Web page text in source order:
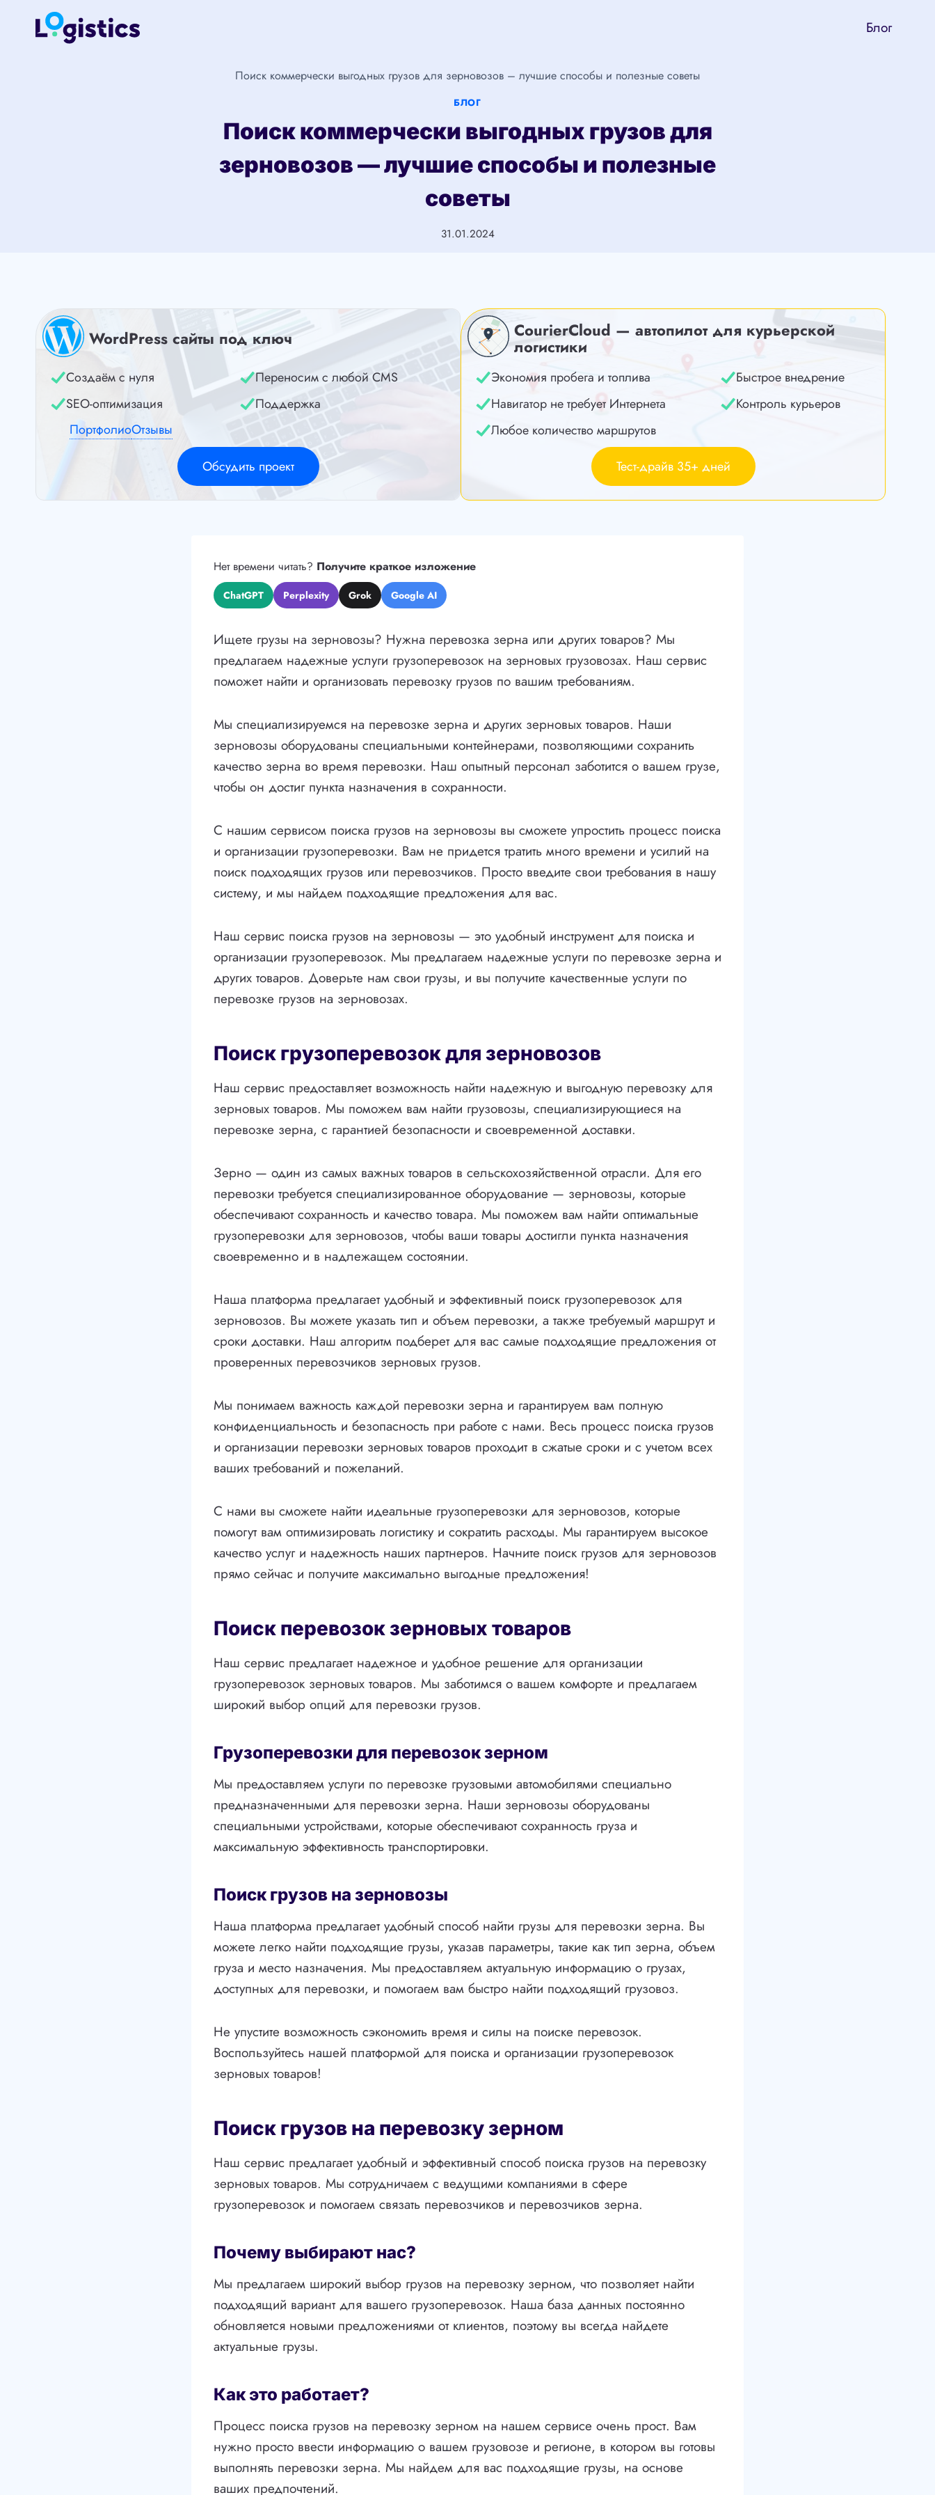
Перейти
Блог
Поиск коммерчески выгодных грузов для зерновозов – лучшие способы и полезные советы
БЛОГ
Поиск коммерчески выгодных грузов для
зерновозов — лучшие способы и полезные
советы
31.01.2024
WordPress сайты под ключ
Создаём с нуля
Переносим с любой CMS
SEO-оптимизация
Поддержка
ПортфолиоОтзывы
Обсудить проект
CourierCloud — автопилот для курьерской
логистики
Экономия пробега и топлива
Быстрое внедрение
Навигатор не требует Интернета
Контроль курьеров
Любое количество маршрутов
Тест-драйв 35+ дней
Нет времени читать? Получите краткое изложение
ChatGPT Perplexity Grok Google AI
Ищете грузы на зерновозы? Нужна перевозка зерна или других товаров? Мы
предлагаем надежные услуги грузоперевозок на зерновых грузовозах. Наш сервис
поможет найти и организовать перевозку грузов по вашим требованиям.
Мы специализируемся на перевозке зерна и других зерновых товаров. Наши
зерновозы оборудованы специальными контейнерами, позволяющими сохранить
качество зерна во время перевозки. Наш опытный персонал заботится о вашем грузе,
чтобы он достиг пункта назначения в сохранности.
С нашим сервисом поиска грузов на зерновозы вы сможете упростить процесс поиска
и организации грузоперевозки. Вам не придется тратить много времени и усилий на
поиск подходящих грузов или перевозчиков. Просто введите свои требования в нашу
систему, и мы найдем подходящие предложения для вас.
Наш сервис поиска грузов на зерновозы — это удобный инструмент для поиска и
организации грузоперевозок. Мы предлагаем надежные услуги по перевозке зерна и
других товаров. Доверьте нам свои грузы, и вы получите качественные услуги по
перевозке грузов на зерновозах.
Поиск грузоперевозок для зерновозов
Наш сервис предоставляет возможность найти надежную и выгодную перевозку для
зерновых товаров. Мы поможем вам найти грузовозы, специализирующиеся на
перевозке зерна, с гарантией безопасности и своевременной доставки.
Зерно — один из самых важных товаров в сельскохозяйственной отрасли. Для его
перевозки требуется специализированное оборудование — зерновозы, которые
обеспечивают сохранность и качество товара. Мы поможем вам найти оптимальные
грузоперевозки для зерновозов, чтобы ваши товары достигли пункта назначения
своевременно и в надлежащем состоянии.
Наша платформа предлагает удобный и эффективный поиск грузоперевозок для
зерновозов. Вы можете указать тип и объем перевозки, а также требуемый маршрут и
сроки доставки. Наш алгоритм подберет для вас самые подходящие предложения от
проверенных перевозчиков зерновых грузов.
Мы понимаем важность каждой перевозки зерна и гарантируем вам полную
конфиденциальность и безопасность при работе с нами. Весь процесс поиска грузов
и организации перевозки зерновых товаров проходит в сжатые сроки и с учетом всех
ваших требований и пожеланий.
С нами вы сможете найти идеальные грузоперевозки для зерновозов, которые
помогут вам оптимизировать логистику и сократить расходы. Мы гарантируем высокое
качество услуг и надежность наших партнеров. Начните поиск грузов для зерновозов
прямо сейчас и получите максимально выгодные предложения!
Поиск перевозок зерновых товаров
Наш сервис предлагает надежное и удобное решение для организации
грузоперевозок зерновых товаров. Мы заботимся о вашем комфорте и предлагаем
широкий выбор опций для перевозки грузов.
Грузоперевозки для перевозок зерном
Мы предоставляем услуги по перевозке грузовыми автомобилями специально
предназначенными для перевозки зерна. Наши зерновозы оборудованы
специальными устройствами, которые обеспечивают сохранность груза и
максимальную эффективность транспортировки.
Поиск грузов на зерновозы
Наша платформа предлагает удобный способ найти грузы для перевозки зерна. Вы
можете легко найти подходящие грузы, указав параметры, такие как тип зерна, объем
груза и место назначения. Мы предоставляем актуальную информацию о грузах,
доступных для перевозки, и помогаем вам быстро найти подходящий грузовоз.
Не упустите возможность сэкономить время и силы на поиске перевозок.
Воспользуйтесь нашей платформой для поиска и организации грузоперевозок
зерновых товаров!
Поиск грузов на перевозку зерном
Наш сервис предлагает удобный и эффективный способ поиска грузов на перевозку
зерновых товаров. Мы сотрудничаем с ведущими компаниями в сфере
грузоперевозок и помогаем связать перевозчиков и перевозчиков зерна.
Почему выбирают нас?
Мы предлагаем широкий выбор грузов на перевозку зерном, что позволяет найти
подходящий вариант для вашего грузоперевозок. Наша база данных постоянно
обновляется новыми предложениями от клиентов, поэтому вы всегда найдете
актуальные грузы.
Как это работает?
Процесс поиска грузов на перевозку зерном на нашем сервисе очень прост. Вам
нужно просто ввести информацию о вашем грузовозе и регионе, в котором вы готовы
выполнять перевозки зерна. Мы найдем для вас подходящие грузы, на основе
ваших предпочтений.